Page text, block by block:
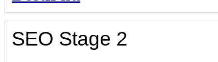
SEO Stage 2